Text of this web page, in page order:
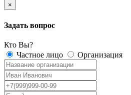
×
Задать вопрос
Кто Вы?
Частное лицо
Организация